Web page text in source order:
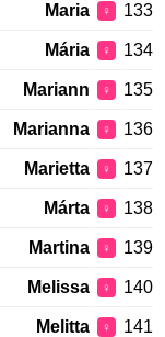
133
♀
Maria
134
♀
Mária
135
♀
Mariann
136
♀
Marianna
137
♀
Marietta
138
♀
Márta
139
♀
Martina
140
♀
Melissa
141
♀
Melitta